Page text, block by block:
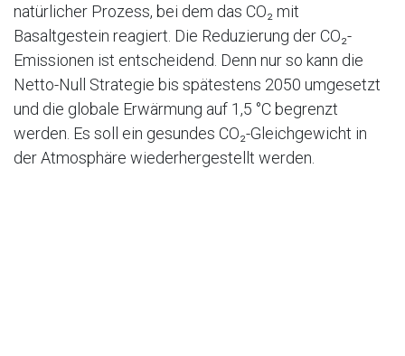
natürlicher Prozess, bei dem das CO₂ mit
Basaltgestein reagiert. Die Reduzierung der CO₂-
Emissionen ist entscheidend. Denn nur so kann die
Netto-Null Strategie bis spätestens 2050 umgesetzt
und die globale Erwärmung auf 1,5 °C begrenzt
werden. Es soll ein gesundes CO₂-Gleichgewicht in
der Atmosphäre wiederhergestellt werden.